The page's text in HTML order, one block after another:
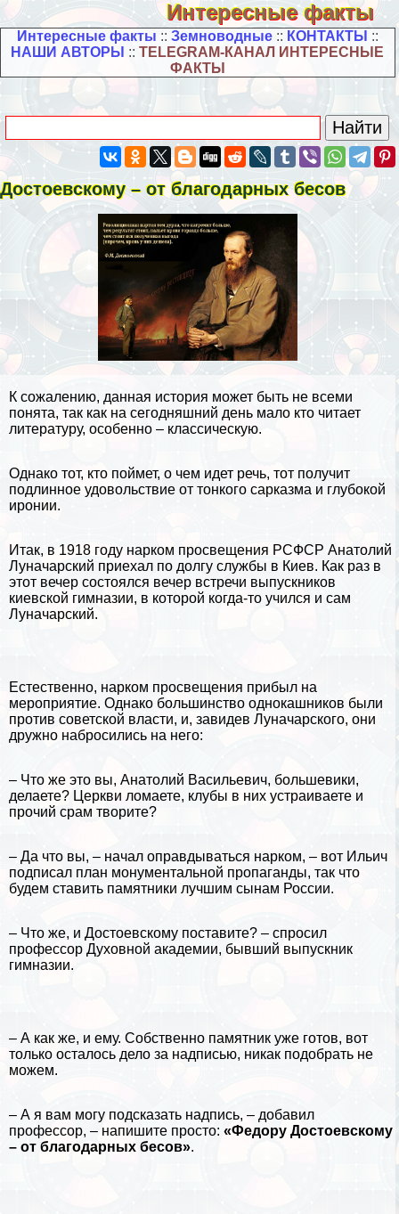
Интересные факты
Интересные факты :: Земноводные:: КОНТАКТЫ ::
НАШИ АВТОРЫ ::TELEGRAM-КАНАЛ ИНТЕРЕСНЫЕ
ФАКТЫ
Достоевскому – от благодарных бесов
К сожалению, данная история может быть не всеми
понята, так как на сегодняшний день мало кто читает
литературу, особенно – классическую.
Однако тот, кто поймет, о чем идет речь, тот получит
подлинное удовольствие от тонкого сарказма и глубокой
иронии.
Итак, в 1918 году нарком просвещения РСФСР Анатолий
Луначарский приехал по долгу службы в Киев. Как раз в
этот вечер состоялся вечер встречи выпускников
киевской гимназии, в которой когда-то учился и сам
Луначарский.
Естественно, нарком просвещения прибыл на
мероприятие. Однако большинство однокашников были
против советской власти, и, завидев Луначарского, они
дружно набросились на него:
– Что же это вы, Анатолий Васильевич, большевики,
делаете? Церкви ломаете, клубы в них устраиваете и
прочий срам творите?
– Да что вы, – начал оправдываться нарком, – вот Ильич
подписал план монументальной пропаганды, так что
будем ставить памятники лучшим сынам России.
– Что же, и Достоевскому поставите? – спросил
профессор Духовной академии, бывший выпускник
гимназии.
– А как же, и ему. Собственно памятник уже готов, вот
только осталось дело за надписью, никак подобрать не
можем.
– А я вам могу подсказать надпись, – добавил
профессор, – напишите просто: «Федору Достоевскому
– от благодарных бесов».